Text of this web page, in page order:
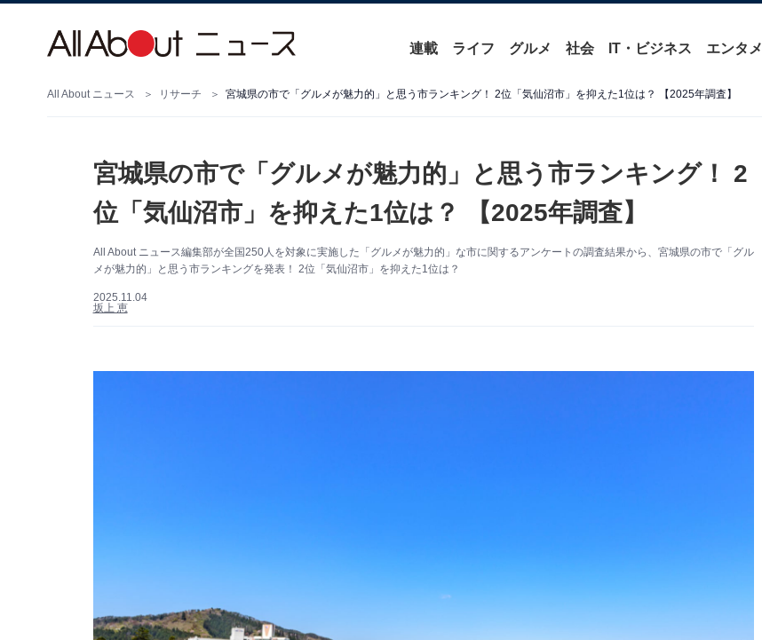
連載 ライフ グルメ 社会 IT・ビジネス エンタメ
All About ニュース リサーチ 宮城県の市で「グルメが魅力的」と思う市ランキング！ 2位「気仙沼市」を抑えた1位は？ 【2025年調査】
宮城県の市で「グルメが魅力的」と思う市ランキング！ 2
位「気仙沼市」を抑えた1位は？ 【2025年調査】
All About ニュース編集部が全国250人を対象に実施した「グルメが魅力的」な市に関するアンケートの調査結果から、宮城県の市で「グル
メが魅力的」と思う市ランキングを発表！ 2位「気仙沼市」を抑えた1位は？
2025.11.04
坂上 恵